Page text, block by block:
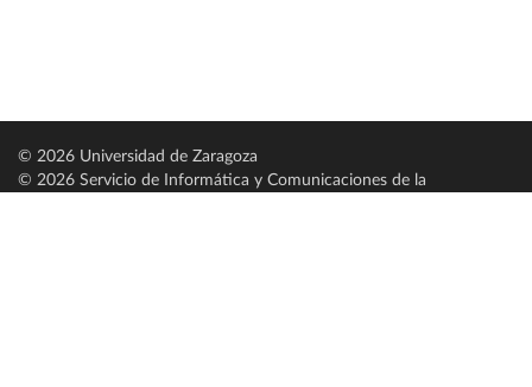
© 2026 Universidad de Zaragoza
© 2026 Servicio de Informática y Comunicaciones de la